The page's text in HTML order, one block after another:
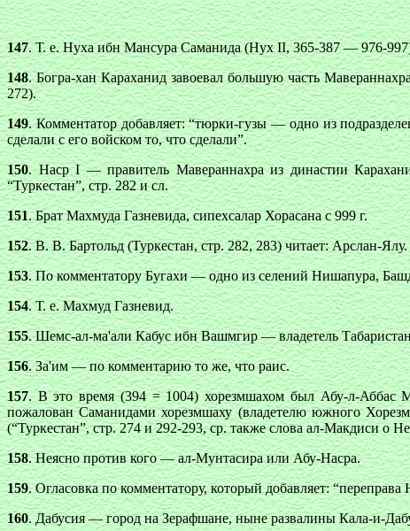
147. Т. е. Нуха ибн Мансура Саманида (Нух II, 365-387 — 976-
148. Богра-хан Караханид завоевал большую часть
272).
149. Комментатор добавляет: “тюрки-гузы — одно из
сделали с его войском то, что сделали”.
150. Наср I — правитель Мавераннахра из династии
“Туркестан”, стр. 282 и сл.
151. Брат Махмуда Газневида, сипехсалар Хорасана с 999 г.
152. В. В. Бартольд (Туркестан, стр. 282, 283) читает: Арслан-Ялу.
153. По комментатору Бугахи — одно из селений Нишапура,
154. Т. е. Махмуд Газневид.
155. Шемс-ал-ма'али Кабус ибн Вашмгир — владетель
156. За'им — по комментарию то же, что раис.
157. В это время (394 = 1004) хорезмшахом был Абу-л-Аббас
пожалован Саманидами хорезмшаху (владетелю южного
(“Туркестан”, стр. 274 и 292-293, ср. также слова ал-Макдиси о
158. Неясно против кого — ал-Мунтасира или Абу-Насра.
159. Огласовка по комментатору, который добавляет: “переправа
160. Дабусия — город на Зерафшане, ныне развалины Кала-и-